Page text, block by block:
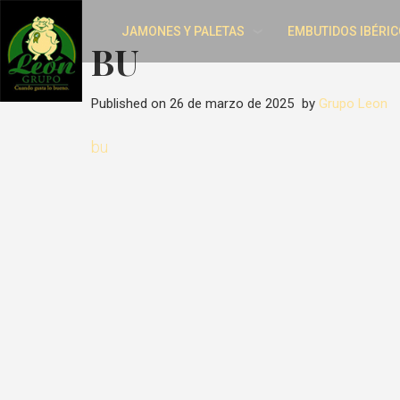
JAMONES Y PALETAS EMBUTIDOS
BU
Published on 26 de marzo de 2025 by Grupo Leon
bu